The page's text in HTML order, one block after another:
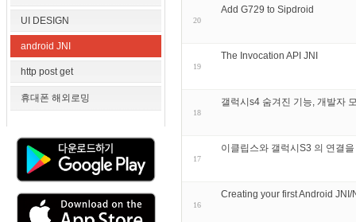
UI DESIGN
android JNI
http post get
휴대폰 해외로밍
20
Add G729 to Sipdroid
19
The Invocation API JNI
18
갤럭시s4 숨겨진 기능, 개발자
17
이클립스와 갤럭시S3 의 연결
16
Creating your first Android